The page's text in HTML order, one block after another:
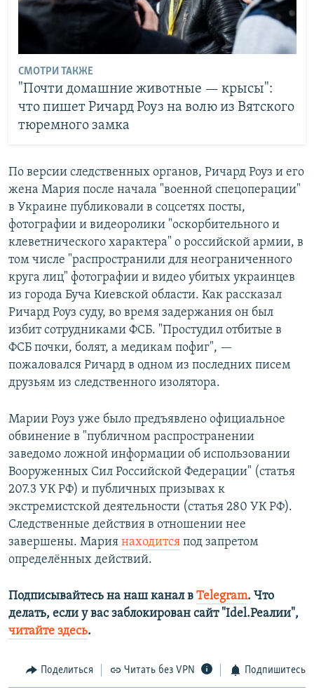
СМОТРИ ТАКЖЕ
"Почти домашние животные — крысы":
что пишет Ричард Роуз на волю из Вятского
тюремного замка
По версии следственных органов, Ричард Роуз и его
жена Мария после начала "военной спецоперации"
в Украине публиковали в соцсетях посты,
фотографии и видеоролики "оскорбительного и
клеветнического характера" о российской армии, в
том числе "распространили для неограниченного
круга лиц" фотографии и видео убитых украинцев
из города Буча Киевской области. Как рассказал
Ричард Роуз суду, во время задержания он был
избит сотрудниками ФСБ. "Простудил отбитые в
ФСБ почки, болят, а медикам пофиг", —
пожаловался Ричард в одном из последних писем
друзьям из следственного изолятора.
Марии Роуз уже было предъявлено официальное
обвинение в "публичном распространении
заведомо ложной информации об использовании
Вооруженных Сил Российской Федерации" (статья
207.3 УК РФ) и публичных призывах к
экстремистской деятельности (статья 280 УК РФ).
Следственные действия в отношении нее
завершены. Мария находится под запретом
определённых действий.
Подписывайтесь на наш канал в Telegram. Что
делать, если у вас заблокирован сайт "Idel.Реалии",
читайте здесь.
Поделиться Читать без VPN Подпишитесь